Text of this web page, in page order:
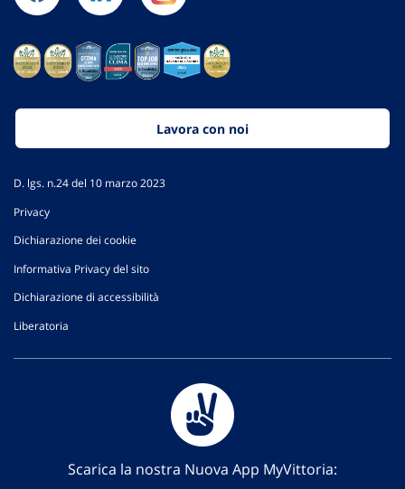
Lavora con noi
D. lgs. n.24 del 10 marzo 2023
Privacy
Dichiarazione dei cookie
Informativa Privacy del sito
Dichiarazione di accessibilità
Liberatoria
Scarica la nostra Nuova App MyVittoria: